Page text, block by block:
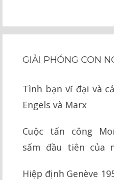
GIẢI PHÓNG CON
Tình bạn vĩ đại và
Engels và Marx
Cuộc tấn công
sấm đầu tiên của
Hiệp định Genève